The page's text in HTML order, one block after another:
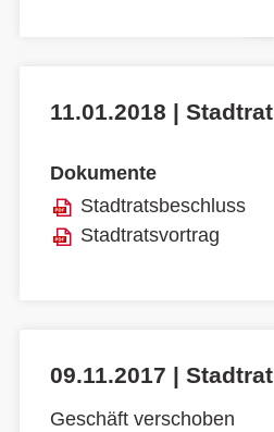
11.01.2018 | Stadtrat
Dokumente
Stadtratsbeschluss
Stadtratsvortrag
09.11.2017 | Stadtrat
Geschäft verschoben